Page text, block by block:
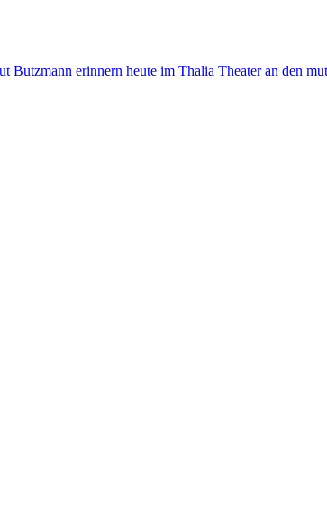
erinnern heute im Thalia Theater an den